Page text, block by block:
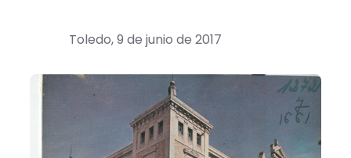
Toledo, 9 de junio de 2017